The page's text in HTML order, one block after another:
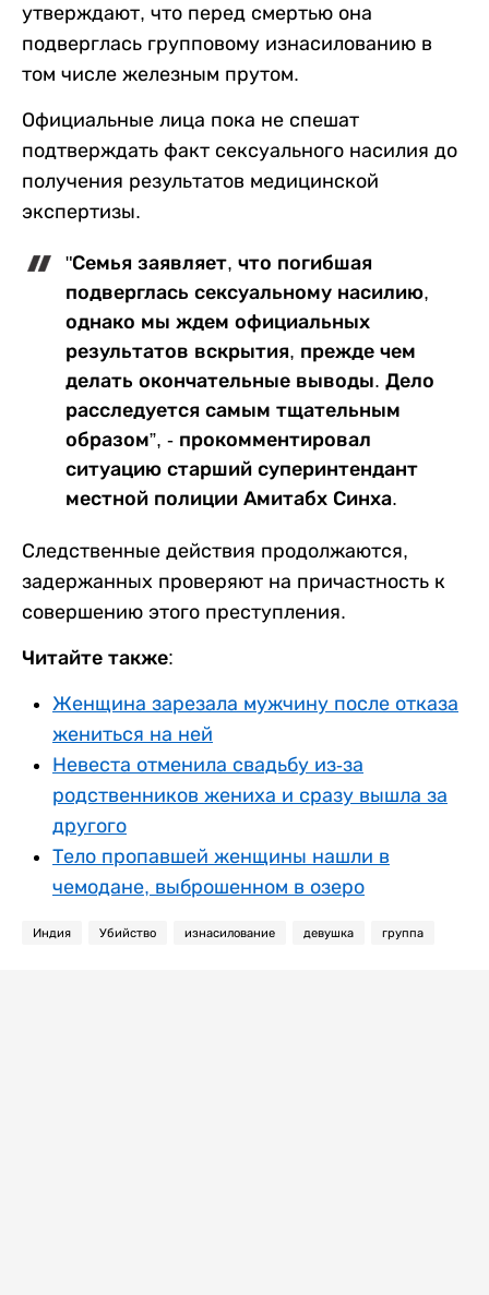
утверждают, что перед смертью она
подверглась групповому изнасилованию в
том числе железным прутом.
Официальные лица пока не спешат
подтверждать факт сексуального насилия до
получения результатов медицинской
экспертизы.
"Семья заявляет, что погибшая
подверглась сексуальному насилию,
однако мы ждем официальных
результатов вскрытия, прежде чем
делать окончательные выводы. Дело
расследуется самым тщательным
образом”, - прокомментировал
ситуацию старший суперинтендант
местной полиции Амитабх Синха.
Следственные действия продолжаются,
задержанных проверяют на причастность к
совершению этого преступления.
Читайте также:
Женщина зарезала мужчину после отказа
жениться на ней
Невеста отменила свадьбу из-за
родственников жениха и сразу вышла за
другого
Тело пропавшей женщины нашли в
чемодане, выброшенном в озеро
Индия Убийство изнасилование девушка группа